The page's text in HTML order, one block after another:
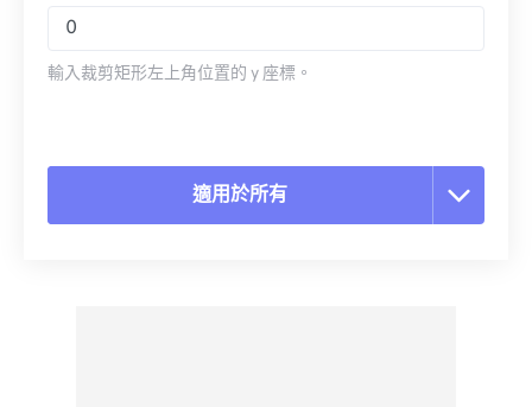
輸入裁剪矩形左上角位置的 y 座標。
適用於所有